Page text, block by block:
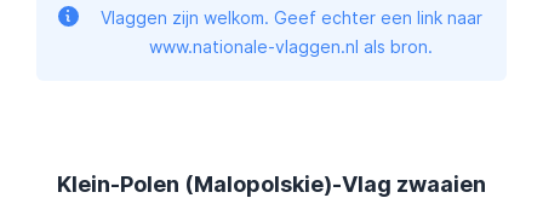
Vlaggen zijn welkom. Geef echter een link naar
www.nationale-vlaggen.nl als bron.
Klein-Polen (Malopolskie)-Vlag zwaaien